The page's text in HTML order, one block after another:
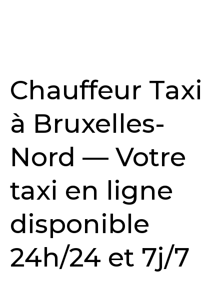
Chauffeur Taxi
à Bruxelles-
Nord — Votre
taxi en ligne
disponible
24h/24 et 7j/7